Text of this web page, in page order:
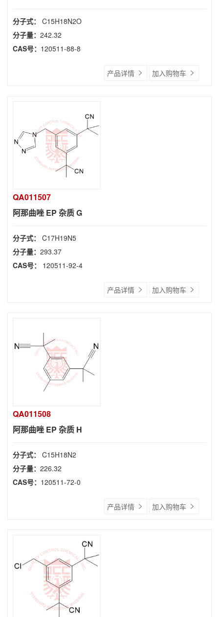
分子式： C15H18N2O
分子量： 242.32
CAS号： 120511-88-8
产品详情 加入购物车
QA011507
阿那曲唑 EP 杂质 G
分子式： C17H19N5
分子量： 293.37
CAS号：
120511-92-4
产品详情 加入购物车
QA011508
阿那曲唑 EP 杂质 H
分子式： C15H18N2
分子量： 226.32
CAS号： 120511-72-0
产品详情 加入购物车